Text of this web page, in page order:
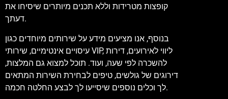
קופצות מטרידות וללא תכנים מיותרים שיסיחו את
דעתך.
בנוסף, אנו מציעים מידע על שירותים מיוחדים כגון
עיסויים אינטימיים, שירותי VIP, ליווי לאירועים, דירות
להשכרה לפי שעה, ועוד. תוכל למצוא גם המלצות,
דירוגים של גולשים, טיפים לבחירת השירות המתאים
לך וכלים נוספים שיסייעו לך לבצע החלטה חכמה.